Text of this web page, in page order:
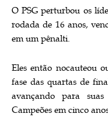
O PSG perturbou os
rodada de 16 anos,
em um pênalti.
Eles então nocauteou
fase das quartas de
avançando para
Campeões em cinco